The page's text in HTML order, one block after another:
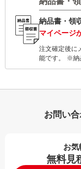
納品書・領
マイページ
注文確定後に
能です。 ※納
お問い
お気
無料見